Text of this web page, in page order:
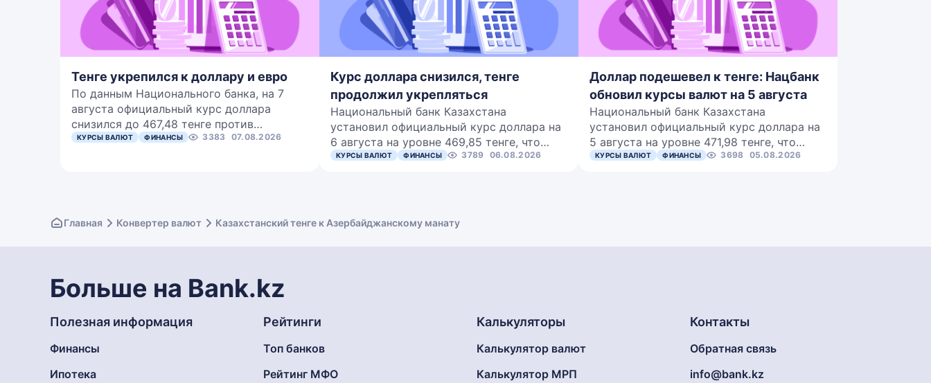
Тенге укрепился к доллару и евро
По данным Национального банка, на 7
августа официальный курс доллара
снизился до 467,48 тенге против…
КУРСЫ ВАЛЮТ ФИНАНСЫ 3383 07.08.2026
Курс доллара снизился, тенге
продолжил укрепляться
Национальный банк Казахстана
установил официальный курс доллара на
6 августа на уровне 469,85 тенге, что…
КУРСЫ ВАЛЮТ ФИНАНСЫ 3789 06.08.2026
Доллар подешевел к тенге: Нацбанк
обновил курсы валют на 5 августа
Национальный банк Казахстана
установил официальный курс доллара на
5 августа на уровне 471,98 тенге, что…
КУРСЫ ВАЛЮТ ФИНАНСЫ 3698 05.08.2026
Главная Конвертер валют Казахстанский тенге к Азербайджанскому манату
Больше на Bank.kz
Полезная информация
Финансы
Ипотека
Рейтинги
Топ банков
Рейтинг МФО
Калькуляторы
Калькулятор валют
Калькулятор МРП
Контакты
Обратная связь
info@bank.kz